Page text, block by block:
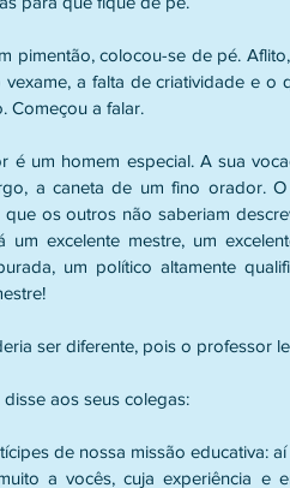
pimentão, colocou-se de pé.
vexame, a falta de criatividade e
Começou a falar.
é um homem especial. A sua
a caneta de um fino orador.
os outros não saberiam
um excelente mestre, um
um político altamente
ser diferente, pois o professor
aos seus colegas:
de nossa missão educativa:
a vocês, cuja experiência e